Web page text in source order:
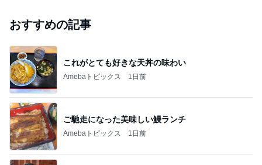
おすすめの記事
これがとても好きな天丼の味わい
Amebaトピックス 1日前
ご馳走になった美味しい鰻ランチ
Amebaトピックス 1日前